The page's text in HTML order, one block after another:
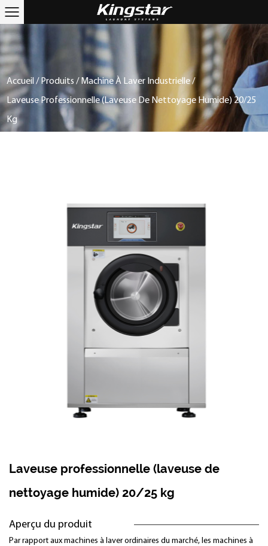
Accueil / Produits / Machine À Laver Industrielle/
Laveuse Professionnelle (laveuse De Nettoyage Humide) 20/25
Kg
Laveuse professionnelle (laveuse de
nettoyage humide) 20/25 kg
Aperçu du produit
Par rapport aux machines à laver ordinaires du marché, les machines à